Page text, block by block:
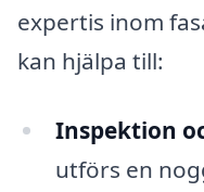
expertis inom
kan hjälpa till:
Inspektion
utförs en